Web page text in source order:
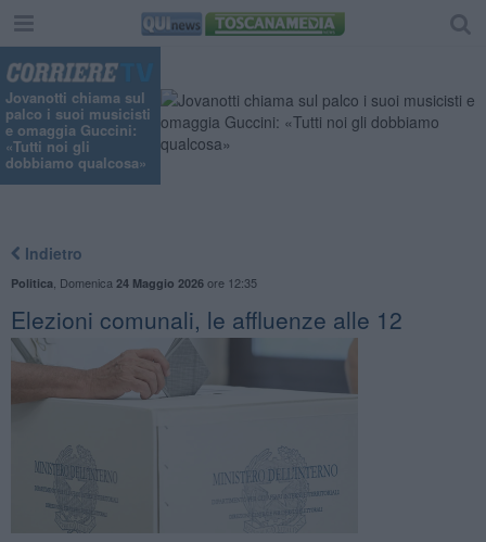
Jovanotti chiama sul
palco i suoi musicisti
e omaggia Guccini:
«Tutti noi gli
dobbiamo qualcosa»
Indietro
Politica Domenica 24 Maggio 2026ore 12:35
Elezioni comunali, le affluenze alle 12